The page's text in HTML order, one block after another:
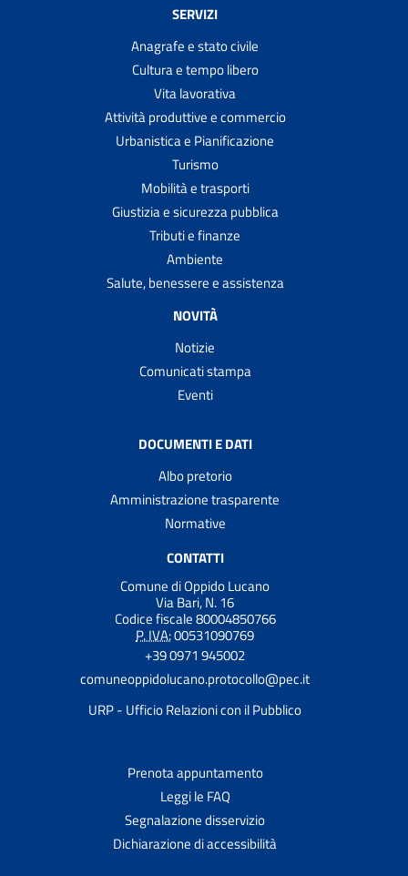
SERVIZI
Anagrafe e stato civile
Cultura e tempo libero
Vita lavorativa
Attività produttive e commercio
Urbanistica e Pianificazione
Turismo
Mobilità e trasporti
Giustizia e sicurezza pubblica
Tributi e finanze
Ambiente
Salute, benessere e assistenza
NOVITÀ
Notizie
Comunicati stampa
Eventi
DOCUMENTI E DATI
Albo pretorio
Amministrazione trasparente
Normative
CONTATTI
Comune di Oppido Lucano
Via Bari, N. 16
Codice fiscale 80004850766
P. IVA:00531090769
+39 0971 945002
comuneoppidolucano.protocollo@pec.it
URP - Ufficio Relazioni con il Pubblico
Prenota appuntamento
Leggi le FAQ
Segnalazione disservizio
Dichiarazione di accessibilità